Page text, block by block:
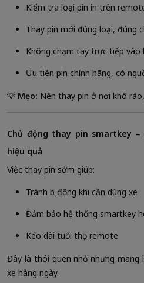
Kiểm tra loại pin in trên
Thay pin mới đúng loại, đúng
Không chạm tay trực tiếp vào
Ưu tiên pin chính hãng, có
💡 Mẹo: Nên thay pin ở nơi khô
Chủ động thay pin smartkey
hiệu quả
Việc thay pin sớm giúp:
Tránh bị động khi cần dùng xe
Đảm bảo hệ thống smartkey
Kéo dài tuổi thọ remote
Đây là thói quen nhỏ nhưng
xe hàng ngày.